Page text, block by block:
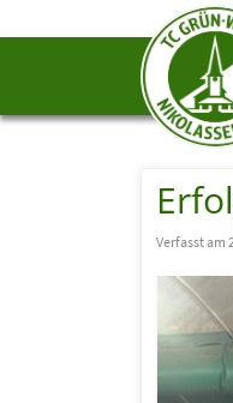
Verfasst am